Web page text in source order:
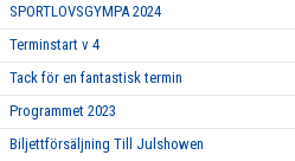
SPORTLOVSGYMPA 2024
Terminstart v 4
Tack för en fantastisk termin
Programmet 2023
Biljettförsäljning Till Julshowen